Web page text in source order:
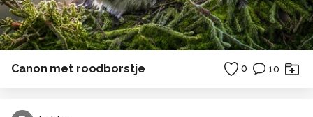
Canon met roodborstje 0 10